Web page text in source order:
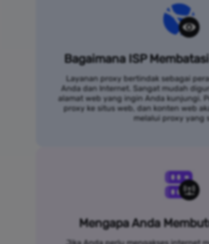
Bagaimana ISP
Layanan proxy bertindak sebagai
Anda dan Internet. Sangat mudah
alamat web yang ingin Anda kunjungi.
proxy ke situs web, dan konten web
melalui proxy yang
Mengapa Anda